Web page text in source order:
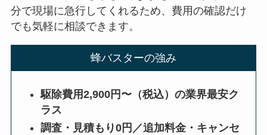
分で現場に急行してくれるため、費用の確認だけ
でも気軽に相談できます。
蜂バスターの強み
駆除費用2,900円〜（税込）の業界最安ク
ラス
調査・見積もり0円／追加料金・キャンセ